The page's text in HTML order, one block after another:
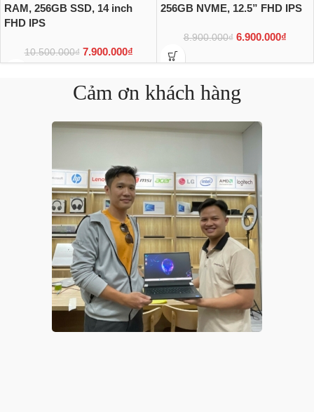
RAM, 256GB SSD, 14 inch
FHD IPS
10.500.000₫ 7.900.000₫
256GB NVME, 12.5” FHD IPS
8.900.000₫ 6.900.000₫
Cảm ơn khách hàng